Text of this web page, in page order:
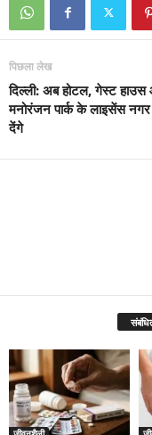
पिछला लेख
दिल्ली: अब होटल, गेस्ट
मनोरंजन पार्क के लाइसेंस नगर
देंगे